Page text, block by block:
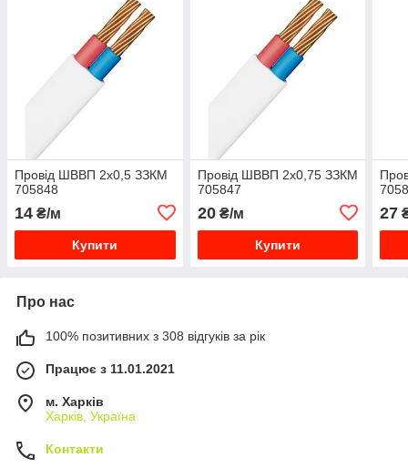
Провід ШВВП 2х0,5 ЗЗКМ
705848
14 ₴/м
Купити
Провід ШВВП 2х0,75 ЗЗКМ
705847
20₴/м
Купити
27
Про нас
100% позитивних з 308 відгуків за рік
Працює з 11.01.2021
м. Харків
Харків, Україна
Контакти